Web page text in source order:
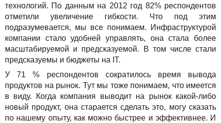
технологий. По данным на 2012 год 82% респондентов
отметили увеличение гибкости. Что под этим
подразумевается, мы все понимаем. Инфраструктурой
компании стало удобней управлять, она стала более
масштабируемой и предсказуемой. В том числе стали
предсказуемы и бюджеты на IT.
У 71 % респондентов сократилось время вывода
продуктов на рынок. Тут мы тоже понимаем, что имеется
в виду. Когда компания выводит на рынок какой-либо
новый продукт, она старается сделать это, могу сказать
по нашему опыту, как можно быстрее и эффективнее. И